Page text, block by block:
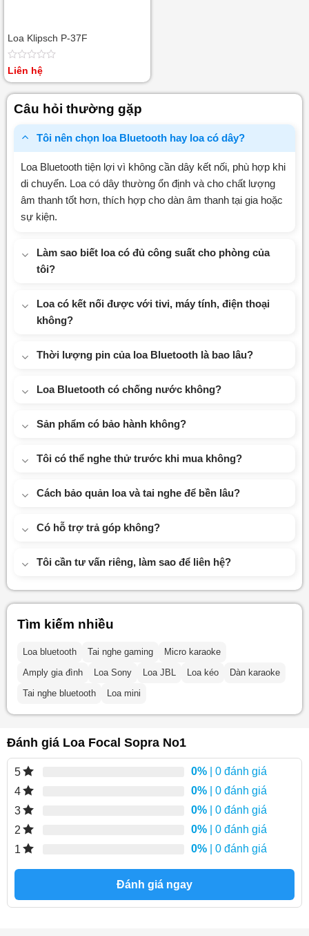
Loa Klipsch P-37F
Được
0
Liên hệ
Câu hỏi thường gặp
Tôi nên chọn loa Bluetooth hay loa có dây?
Loa Bluetooth tiện lợi vì không cần dây kết nối, phù hợp khi
di chuyển. Loa có dây thường ổn định và cho chất lượng
âm thanh tốt hơn, thích hợp cho dàn âm thanh tại gia hoặc
sự kiện.
Làm sao biết loa có đủ công suất cho phòng của
tôi?
Loa có kết nối được với tivi, máy tính, điện thoại
không?
Thời lượng pin của loa Bluetooth là bao lâu?
Loa Bluetooth có chống nước không?
Sản phẩm có bảo hành không?
Tôi có thể nghe thử trước khi mua không?
Cách bảo quản loa và tai nghe để bền lâu?
Có hỗ trợ trả góp không?
Tôi cần tư vấn riêng, làm sao để liên hệ?
Tìm kiếm nhiều
Loa bluetooth Tai nghe gaming
Micro karaoke
Amply gia đình
Loa Sony Loa JBL Loa kéo
Dàn karaoke
Tai nghe bluetooth
Loa mini
Đánh giá Loa Focal Sopra No1
5 0% | 0 đánh giá
4
0% | 0 đánh giá
3
0% | 0 đánh giá
2
0% | 0 đánh giá
1
0% | 0 đánh giá
Đánh giá ngay